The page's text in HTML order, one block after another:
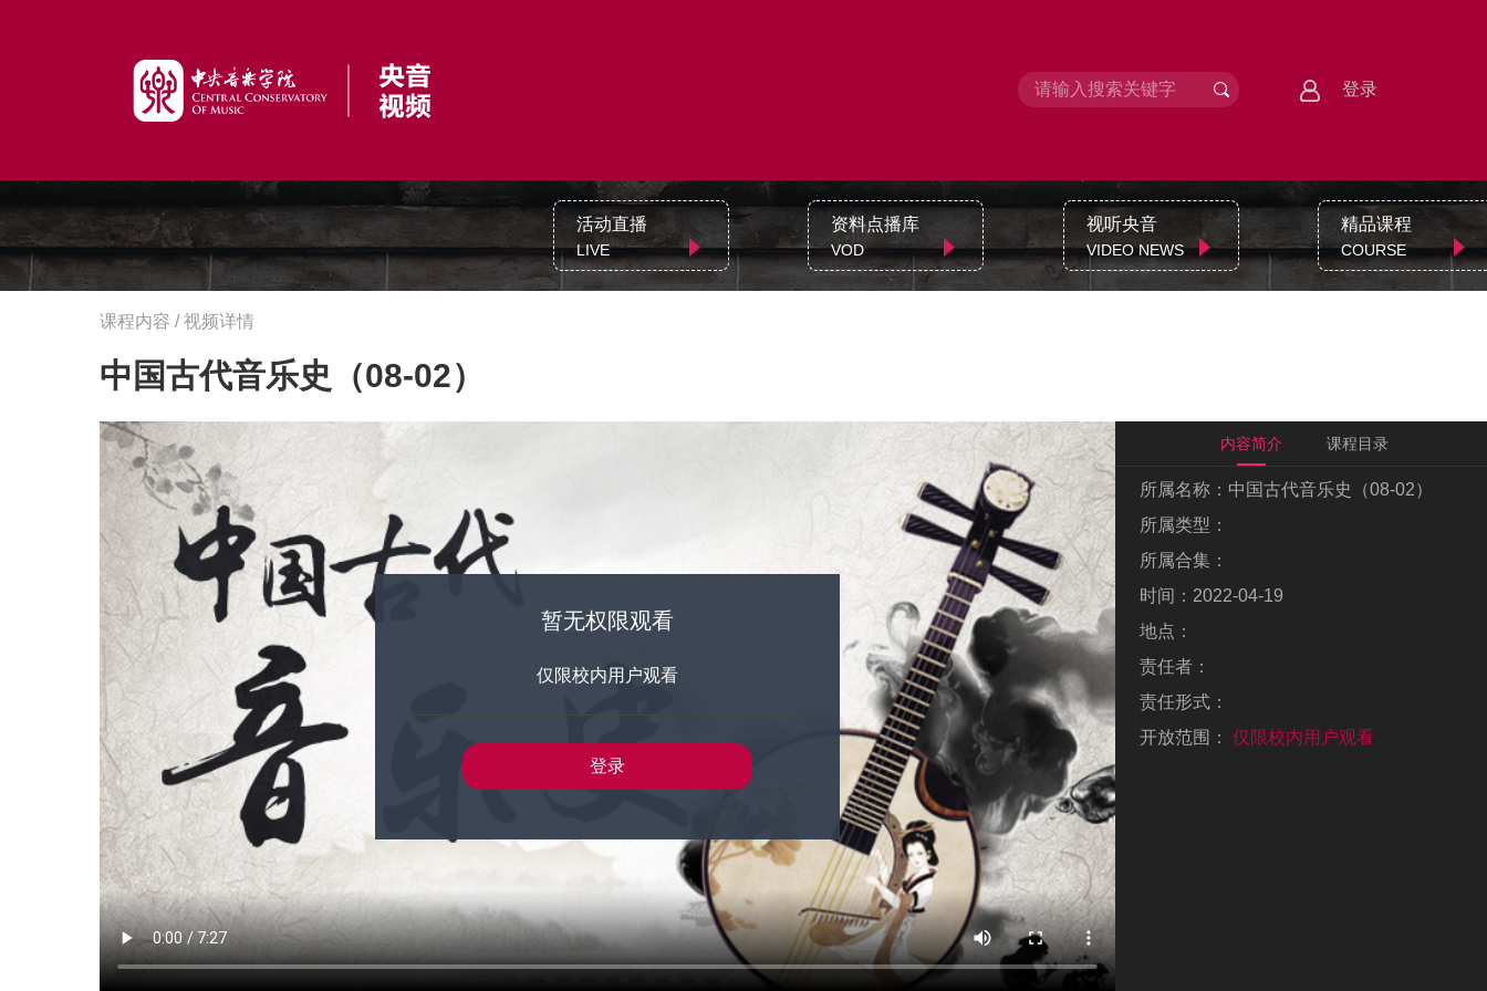
登录
活动直播
LIVE
资料点播库
VOD
视听央音
VIDEO NEWS
精品课程
COURSE
课程内容 / 视频详情
中国古代音乐史（08-02）
暂无权限观看
仅限校内用户观看
登录
内容简介 课程目录
所属名称： 中国古代音乐史（08-02）
所属类型：
所属合集：
时间： 2022-04-19
地点：
责任者：
责任形式：
开放范围：
仅限校内用户观看